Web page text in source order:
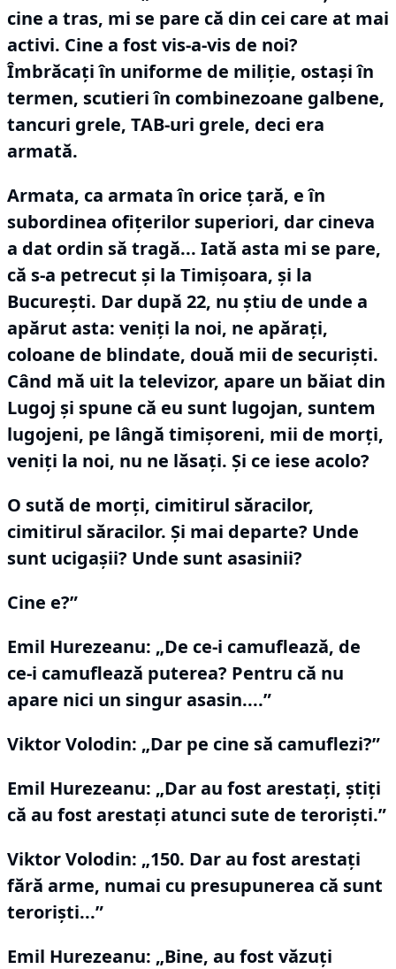
cine a tras, mi se pare că din cei care at mai
activi. Cine a fost vis-a-vis de noi?
Îmbrăcaţi în uniforme de miliţie, ostaşi în
termen, scutieri în combinezoane galbene,
tancuri grele, TAB-uri grele, deci era
armată.
Armata, ca armata în orice ţară, e în
subordinea ofiţerilor superiori, dar cineva
a dat ordin să tragă... Iată asta mi se pare,
că s-a petrecut şi la Timişoara, şi la
Bucureşti. Dar după 22, nu ştiu de unde a
apărut asta: veniţi la noi, ne apăraţi,
coloane de blindate, două mii de securişti.
Când mă uit la televizor, apare un băiat din
Lugoj şi spune că eu sunt lugojan, suntem
lugojeni, pe lângă timișoreni, mii de morţi,
veniţi la noi, nu ne lăsaţi. Şi ce iese acolo?
O sută de morţi, cimitirul săracilor,
cimitirul săracilor. Şi mai departe? Unde
sunt ucigaşii? Unde sunt asasinii?
Cine e?”
Emil Hurezeanu: „De ce-i camuflează, de
ce-i camuflează puterea? Pentru că nu
apare nici un singur asasin....”
Viktor Volodin: „Dar pe cine să camuflezi?”
Emil Hurezeanu: „Dar au fost arestaţi, ştiţi
că au fost arestaţi atunci sute de teroriști.”
Viktor Volodin: „150. Dar au fost arestaţi
fără arme, numai cu presupunerea că sunt
terorişti...”
Emil Hurezeanu: „Bine, au fost văzuţi